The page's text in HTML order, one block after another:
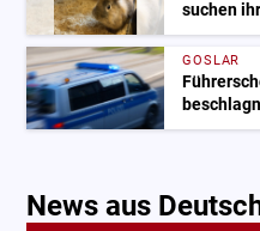
suchen
GOSLAR
News aus